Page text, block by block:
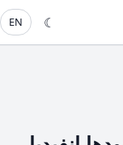
☾
EN